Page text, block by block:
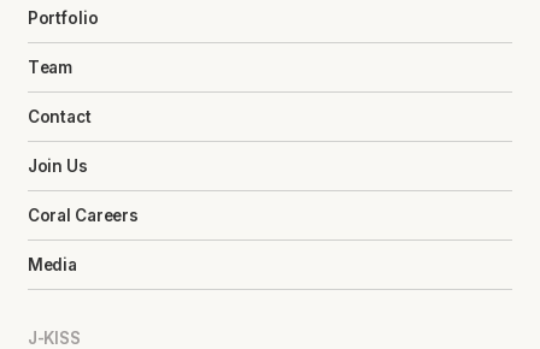
Portfolio
Team
Contact
Join Us
Coral Careers
Media
J-KISS